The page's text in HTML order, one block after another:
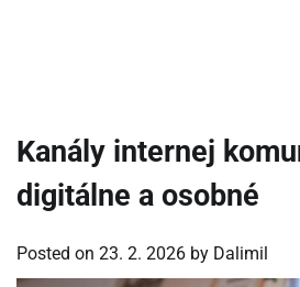
Kanály internej
digitálne a osobné
Posted on 23. 2. 2026 by Dalimil